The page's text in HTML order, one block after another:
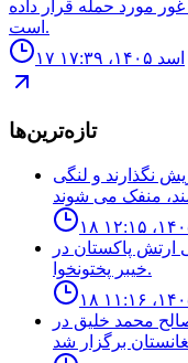
مورد حمله قرار داده
است.
۱۷ اسد ۱۴۰۵، ۱۷:۳۹
تازه‌ترین‌ها
نگذارند و لنگى
پاكستان در
خيبر پختونخوا.
محمد خليق در